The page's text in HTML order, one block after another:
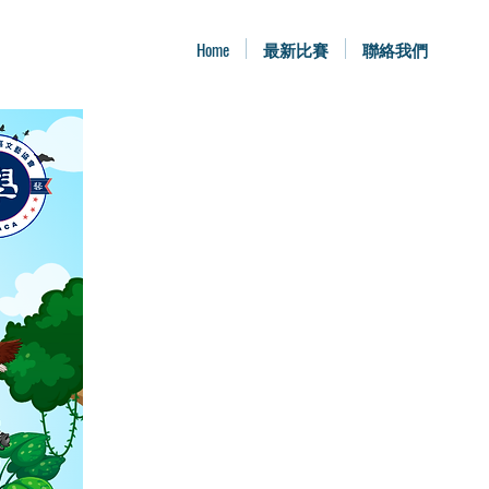
Home 最新比賽 聯絡我們